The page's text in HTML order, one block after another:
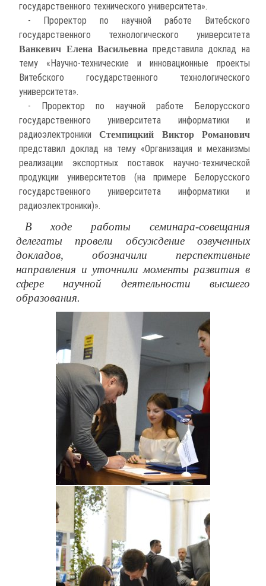
государственного технического университета».
- Проректор по научной работе Витебского
государственного технологического университета
Ванкевич Елена Васильевнапредставила доклад на
тему «Научно-технические и инновационные проекты
Витебского государственного технологического
университета».
- Проректор по научной работе Белорусского
государственного университета информатики и
радиоэлектроникиСтемпицкий Виктор Романович
представил доклад на тему «Организация и механизмы
реализации экспортных поставок научно-технической
продукции университетов (на примере Белорусского
государственного университета информатики и
радиоэлектроники)».
В ходе работы семинара-совещания
делегаты провели обсуждение озвученных
докладов, обозначили перспективные
направления и уточнили моменты развития в
сфере научной деятельности высшего
образования.